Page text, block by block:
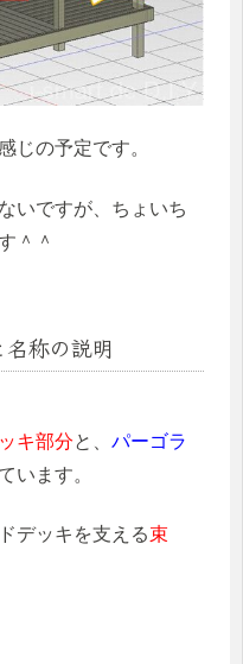
じの予定です。
いですが、ちょいち
＾＾
称の説明
キ部分と、 パーゴラ
います。
デッキを支える束